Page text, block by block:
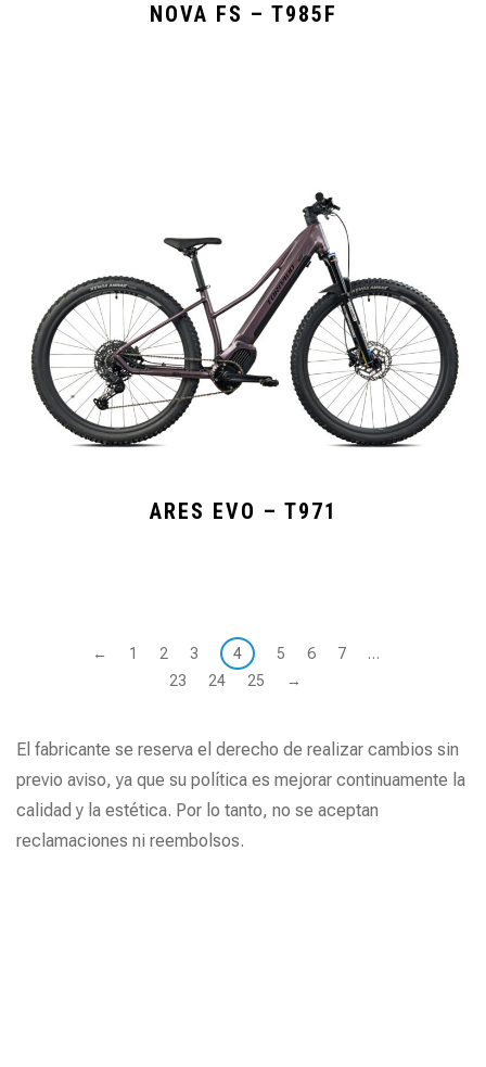
NOVA FS – T985F
ARES EVO – T971
← 1 2 3 4 5 6 7
…
23
24 25 →
El fabricante se reserva el derecho de realizar cambios sin
previo aviso, ya que su política es mejorar continuamente la
calidad y la estética. Por lo tanto, no se aceptan
reclamaciones ni reembolsos.